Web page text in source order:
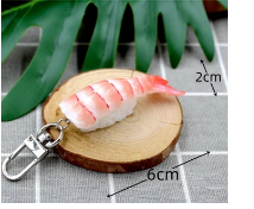
Porte-
clés
Sushi
au
Crevette